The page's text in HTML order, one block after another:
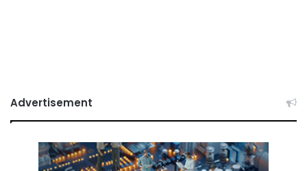
Advertisement